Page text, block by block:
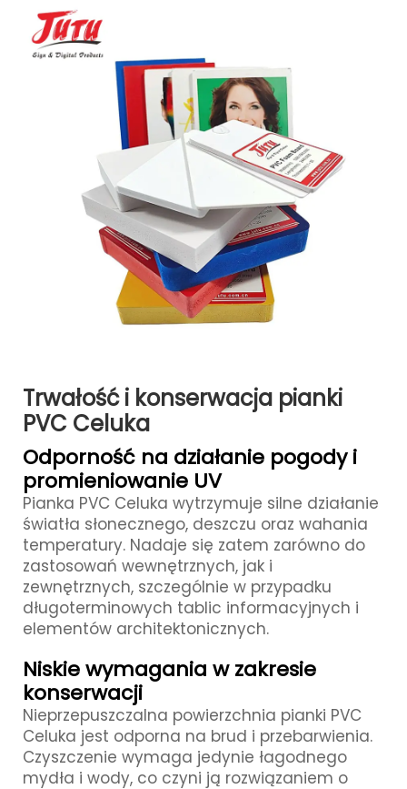
Trwałość i konserwacja pianki
PVC Celuka
Odporność na działanie pogody i
promieniowanie UV
Pianka PVC Celuka wytrzymuje silne działanie
światła słonecznego, deszczu oraz wahania
temperatury. Nadaje się zatem zarówno do
zastosowań wewnętrznych, jak i
zewnętrznych, szczególnie w przypadku
długoterminowych tablic informacyjnych i
elementów architektonicznych.
Niskie wymagania w zakresie
konserwacji
Nieprzepuszczalna powierzchnia pianki PVC
Celuka jest odporna na brud i przebarwienia.
Czyszczenie wymaga jedynie łagodnego
mydła i wody, co czyni ją rozwiązaniem o